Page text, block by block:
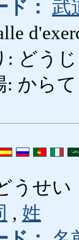
： 武
: どう
: からて
うせい
, 姓